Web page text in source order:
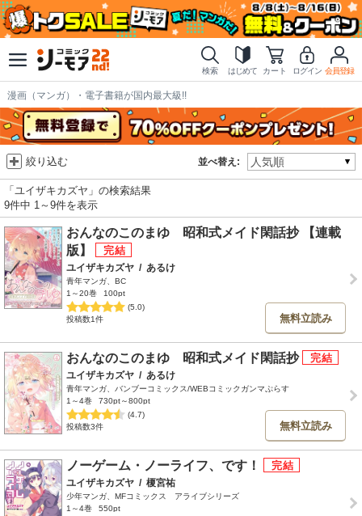
検索 はじめて カート ログイン 会員登録
漫画（マンガ）・電子書籍が国内最大級!!
並べ替え:
絞り込む
「ユイザキカズヤ」の検索結果
9件中 1～9件を表示
おんなのこのまゆ 昭和式メイド閑話抄 【連載
版】
ユイザキカズヤ / あるけ
青年マンガ、BC
1～20巻
100pt
(5.0)
投稿数1件
無料立読み
おんなのこのまゆ 昭和式メイド閑話抄
ユイザキカズヤ / あるけ
青年マンガ、バンブーコミックス/WEBコミックガンマぷらす
1～4巻
730pt～800pt
(4.7)
投稿数3件
無料立読み
ノーゲーム・ノーライフ、です！
ユイザキカズヤ / 榎宮祐
少年マンガ、MFコミックス アライブシリーズ
1～4巻
550pt